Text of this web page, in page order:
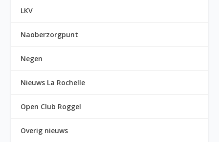
LKV
Naoberzorgpunt
Negen
Nieuws La Rochelle
Open Club Roggel
Overig nieuws